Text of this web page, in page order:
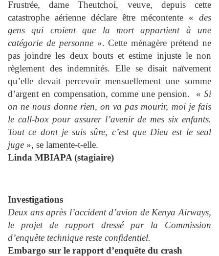
Frustrée, dame Theutchoi, veuve, depuis cette
catastrophe aérienne déclare être mécontente « des
gens qui croient que la mort appartient à une
catégorie de personne». Cette ménagère prétend ne
pas joindre les deux bouts et estime injuste le non
règlement des indemnités. Elle se disait naïvement
qu’elle devait percevoir mensuellement une somme
d’argent en compensation, comme une pension.
« Si
on ne nous donne rien, on va pas mourir, moi je fais
le call-box pour assurer l’avenir de mes six enfants.
Tout ce dont je suis sûre, c’est que Dieu est le seul
juge », se lamente-t-elle.
Linda MBIAPA (stagiaire)
Investigations
Deux ans après l’accident d’avion de Kenya Airways,
le projet de rapport dressé par la Commission
d’enquête technique reste confidentiel.
Embargo sur le rapport d’enquête du crash